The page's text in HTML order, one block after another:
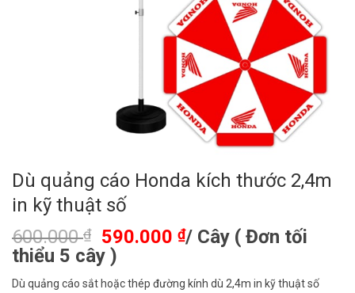
Dù quảng cáo Honda kích thước 2,4m
in kỹ thuật số
600.000₫ 590.000₫/ Cây ( Đơn tối
thiểu 5 cây )
Dù quảng cáo sắt hoặc thép đường kính dù 2,4m in kỹ thuật số